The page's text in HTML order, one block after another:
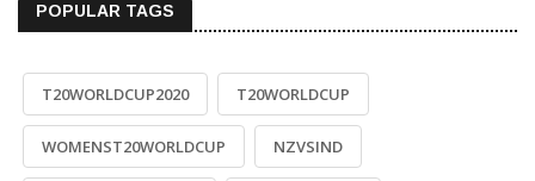
POPULAR TAGS
T20WORLDCUP2020 T20WORLDCUP
WOMENST20WORLDCUP NZVSIND